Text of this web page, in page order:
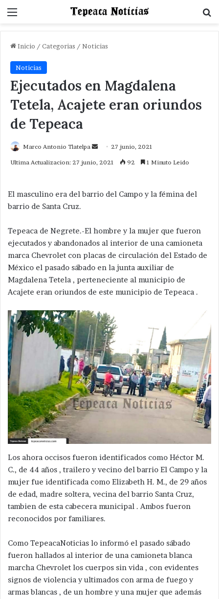
Menu
Inicio / Categorias / Noticias
Noticias
Ejecutados en Magdalena
Tetela, Acajete eran oriundos
de Tepeaca
Marco Antonio Tlatelpa
Send 27 junio, 2021
Ultima Actualizacion: 27 junio, 2021 92 1 Minuto Leido
El masculino era del barrio del Campo y la fémina del
barrio de Santa Cruz.
Tepeaca de Negrete.-El hombre y la mujer que fueron
ejecutados y abandonados al interior de una camioneta
marca Chevrolet con placas de circulación del Estado de
México el pasado sábado en la junta auxiliar de
Magdalena Tetela , perteneciente al municipio de
Acajete eran oriundos de este municipio de Tepeaca .
Los ahora occisos fueron identificados como Héctor M.
C., de 44 años , trailero y vecino del barrio El Campo y la
mujer fue identificada como Elizabeth H. M., de 29 años
de edad, madre soltera, vecina del barrio Santa Cruz,
tambien de esta cabecera municipal . Ambos fueron
reconocidos por familiares.
Como TepeacaNoticias lo informó el pasado sábado
fueron hallados al interior de una camioneta blanca
marcha Chevrolet los cuerpos sin vida , con evidentes
signos de violencia y ultimados con arma de fuego y
armas blancas , de un hombre y una mujer que además